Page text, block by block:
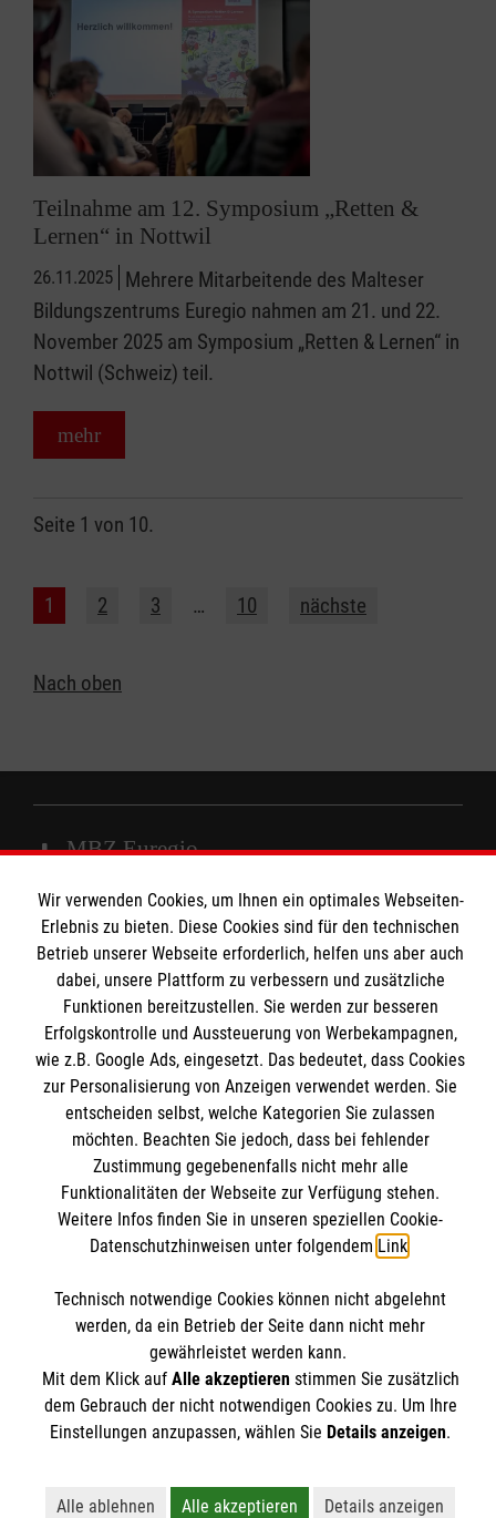
Teilnahme am 12. Symposium „Retten &
Lernen“ in Nottwil
26.11.2025 Mehrere Mitarbeitende des Malteser
Bildungszentrums Euregio nahmen am 21. und 22.
November 2025 am Symposium „Retten & Lernen“ in
Nottwil (Schweiz) teil.
mehr
Seite 1 von 10.
1 2 3 … 10 nächste
Nach oben
MBZ Euregio
Kurse für Ärzte
Kurse für Rettungsdienstler
Internationale Kurskonzepte
Informationen
Kontakt
Impressum
Datenschutz
Malteser online
Malteserorden
Malteser International
Sharepoint
Soziale Netzwerke
Der Malteser Hilfsdienst e.V. ist als eingetragene
gemeinnützige Organisation von der Körperschaft- und
Gewerbesteuer befreit.
Wir verwenden Cookies, um Ihnen ein optimales Webseiten-
Erlebnis zu bieten. Diese Cookies sind für den technischen
Betrieb unserer Webseite erforderlich, helfen uns aber auch
dabei, unsere Plattform zu verbessern und zusätzliche
Funktionen bereitzustellen. Sie werden zur besseren
Erfolgskontrolle und Aussteuerung von Werbekampagnen,
wie z.B. Google Ads, eingesetzt. Das bedeutet, dass Cookies
zur Personalisierung von Anzeigen verwendet werden. Sie
entscheiden selbst, welche Kategorien Sie zulassen
möchten. Beachten Sie jedoch, dass bei fehlender
Zustimmung gegebenenfalls nicht mehr alle
Funktionalitäten der Webseite zur Verfügung stehen.
Weitere Infos finden Sie in unseren speziellen Cookie-
Datenschutzhinweisen unter folgendem Link.
Technisch notwendige Cookies können nicht abgelehnt
werden, da ein Betrieb der Seite dann nicht mehr
gewährleistet werden kann.
Mit dem Klick auf Alle akzeptierenstimmen Sie zusätzlich
dem Gebrauch der nicht notwendigen Cookies zu. Um Ihre
Einstellungen anzupassen, wählen Sie Details anzeigen.
Alle ablehnen Alle akzeptieren Details anzeigen